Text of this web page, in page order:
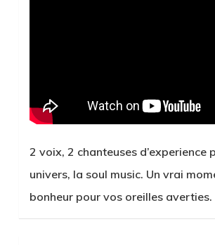
2 voix, 2 chanteuses d’experience
univers, la soul music. Un vrai
bonheur pour vos oreilles averties.